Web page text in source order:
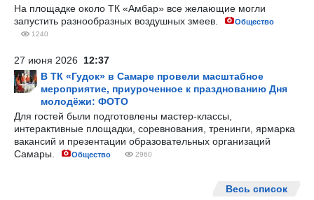
На площадке около ТК «Амбар» все желающие могли
запустить разнообразных воздушных змеев.
Общество
1240
27 июня 2026 12:37
В ТК «Гудок» в Самаре провели масштабное
мероприятие, приуроченное к празднованию Дня
молодёжи: ФОТО
Для гостей были подготовлены мастер-классы,
интерактивные площадки, соревнования, тренинги, ярмарка
вакансий и презентации образовательных организаций
Самары.
Общество 2960
Весь список